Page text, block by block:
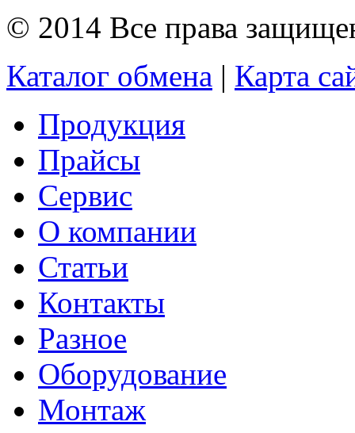
© 2014 Все права
Каталог обмена | Карта
Продукция
Прайсы
Сервис
О компании
Статьи
Контакты
Разное
Оборудование
Монтаж